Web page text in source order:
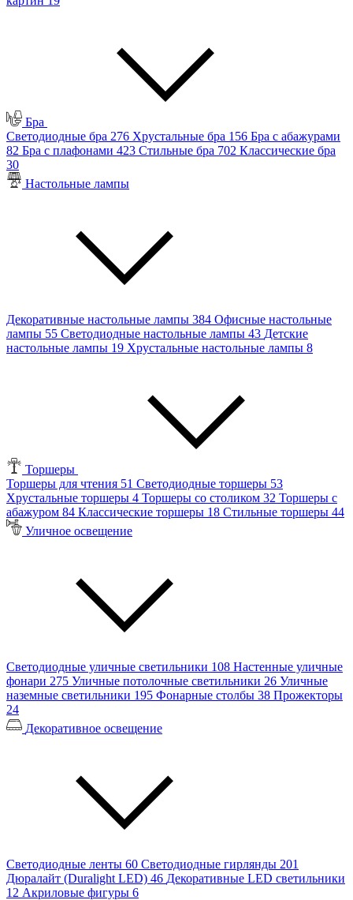
Бра
Светодиодные бра 276 Хрустальные бра 156 Бра с абажурами
82 Бра с плафонами 423 Стильные бра 702 Классические бра
30
Настольные лампы
Декоративные настольные лампы 384 Офисные настольные
лампы 55 Светодиодные настольные лампы 43 Детские
настольные лампы 19 Хрустальные настольные лампы 8
Торшеры
Торшеры для чтения 51 Светодиодные торшеры 53
Хрустальные торшеры 4 Торшеры со столиком 32 Торшеры с
абажуром 84 Классические торшеры 18 Стильные торшеры 44
Уличное освещение
Светодиодные уличные светильники 108 Настенные уличные
фонари 275 Уличные потолочные светильники 26 Уличные
наземные светильники 195 Фонарные столбы 38 Прожекторы
24
Декоративное освещение
Светодиодные ленты 60 Светодиодные гирлянды 201
Дюралайт (Duralight LED) 46 Декоративные LED светильники
12 Акриловые фигуры 6